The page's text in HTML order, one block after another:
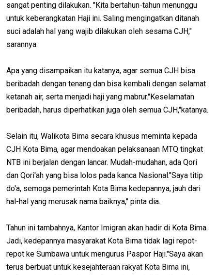
sangat penting dilakukan. "Kita bertahun-tahun menunggu
untuk keberangkatan Haji ini. Saling mengingatkan ditanah
suci adalah hal yang wajib dilakukan oleh sesama CJH,"
sarannya.
Apa yang disampaikan itu katanya, agar semua CJH bisa
beribadah dengan tenang dan bisa kembali dengan selamat
ketanah air, serta menjadi haji yang mabrur."Keselamatan
beribadah, harus diperhatikan juga oleh semua CJH,"katanya.
Selain itu, Walikota Bima secara khusus meminta kepada
CJH Kota Bima, agar mendoakan pelaksanaan MTQ tingkat
NTB ini berjalan dengan lancar. Mudah-mudahan, ada Qori
dan Qori'ah yang bisa lolos pada kanca Nasional."Saya titip
do'a, semoga pemerintah Kota Bima kedepannya, jauh dari
hal-hal yang merusak nama baiknya," pinta dia.
Tahun ini tambahnya, Kantor Imigran akan hadir di Kota Bima.
Jadi, kedepannya masyarakat Kota Bima tidak lagi repot-
repot ke Sumbawa untuk mengurus Paspor Haji."Saya akan
terus berbuat untuk kesejahteraan rakyat Kota Bima ini,